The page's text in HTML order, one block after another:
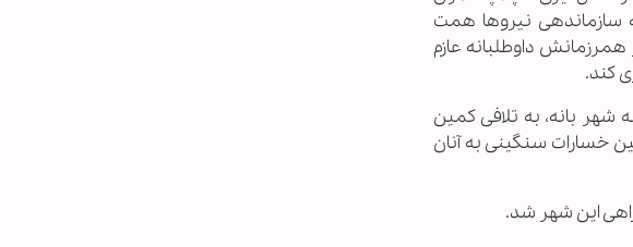
سازماندهی نیروها همت
پس از شروع قائله کردستان در اسفندماه سال 1357 به همراه 66 تن از همرزمانش داوطلبانه عازم
کند.
شهر بانه، به تلافی کمین
خسارات سنگینی به آنان
این شهر شد.